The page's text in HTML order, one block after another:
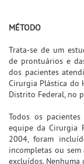
MÉTODO
Trata-se de um
de prontuários e
dos pacientes
Cirurgia Plástica do
Distrito Federal, no
Todos os
equipe da Cirurgia
2004, foram
incompletas ou
excluídos.